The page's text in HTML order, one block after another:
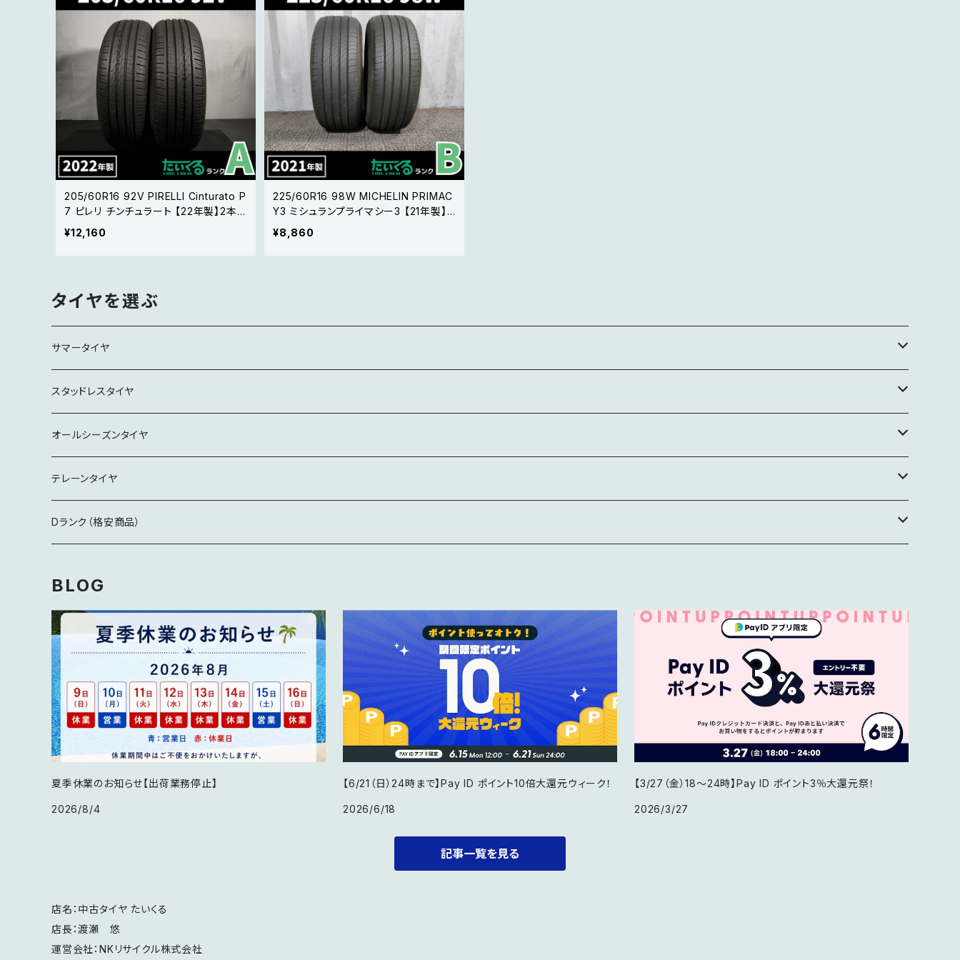
205/60R16 92V PIRELLI Cinturato P
7 ピレリ チンチュラート 【22年製】2本セ
ット
¥12,160
225/60R16 98W MICHELIN PRIMAC
Y3 ミシュランプライマシー3 【21年製】2
本セット
¥8,860
タイヤを選ぶ
サマータイヤ
15インチ
16インチ
17インチ
18インチ
20インチ
21インチ
スタッドレスタイヤ
16インチ
17インチ
18インチ
20インチ
オールシーズンタイヤ
19インチ
テレーンタイヤ
18インチ
Dランク（格安商品）
特記事項要確認
BLOG
夏季休業のお知らせ【出荷業務停止】
2026/8/4
【6/21（日）24時まで】Pay ID ポイント10倍大還元ウィーク！
2026/6/18
【3/27（金）18〜24時】Pay ID ポイント3％大還元祭！
2026/3/27
記事一覧を見る
店名：中古タイヤ たいくる
店長：渡瀬 悠
運営会社：NKリサイクル株式会社